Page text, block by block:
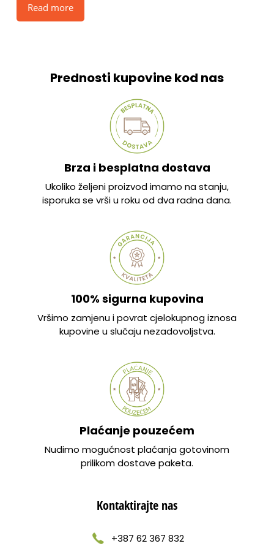
Read more
Prednosti kupovine kod nas
Brza i besplatna dostava
Ukoliko željeni proizvod imamo na stanju,
isporuka se vrši u roku od dva radna dana.
100% sigurna kupovina
Vršimo zamjenu i povrat cjelokupnog iznosa
kupovine u slučaju nezadovoljstva.
Plaćanje pouzećem
Nudimo mogućnost plaćanja gotovinom
prilikom dostave paketa.
Kontaktirajte nas
+387 62 367 832